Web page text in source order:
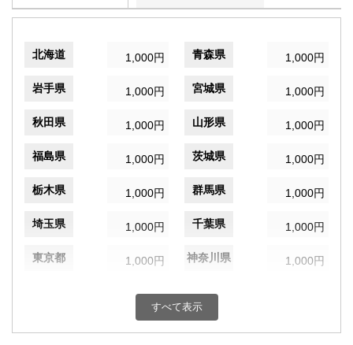
北海道 1,000円 青森県 1,000円
岩手県 1,000円 宮城県 1,000円
秋田県 1,000円 山形県 1,000円
福島県 1,000円 茨城県 1,000円
栃木県 1,000円 群馬県 1,000円
埼玉県 1,000円 千葉県 1,000円
東京都 1,000円 神奈川県 1,000円
1,000円 富山県
すべて表示